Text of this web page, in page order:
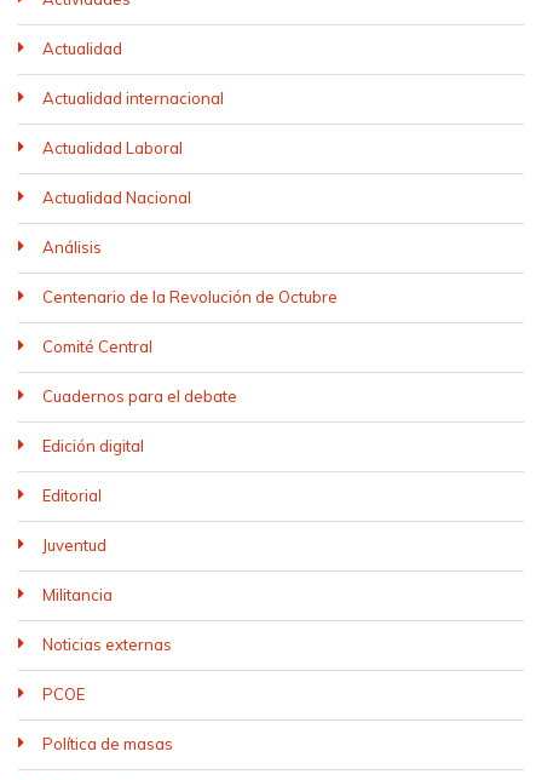
Actualidad
Actualidad internacional
Actualidad Laboral
Actualidad Nacional
Análisis
Centenario de la Revolución de Octubre
Comité Central
Cuadernos para el debate
Edición digital
Editorial
Juventud
Militancia
Noticias externas
PCOE
Política de masas